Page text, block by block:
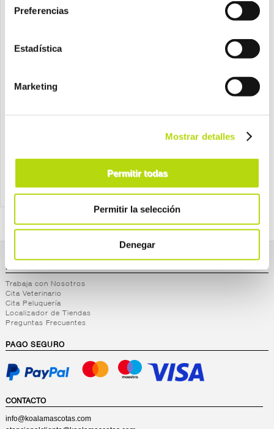
Preferencias
Estadística
Marketing
Mostrar detalles
Permitir todas
Permitir la selección
Denegar
ica nutradog gato adulto lata
1,30 €
NOSOTROS
Trabaja con Nosotros
Cita Veterinario
Cita Peluquería
Localizador de Tiendas
Preguntas Frecuentes
PAGO SEGURO
CONTACTO
info@koalamascotas.com